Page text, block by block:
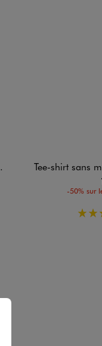
Tee-shirt sans manches
-50% sur